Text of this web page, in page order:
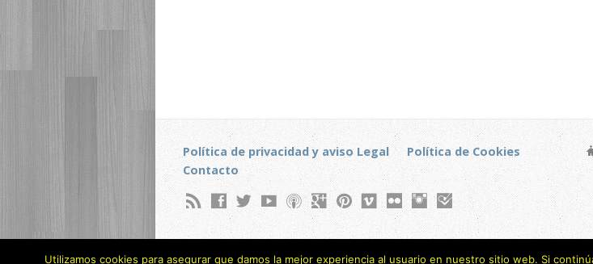
Política de privacidad y aviso Legal
Política de Cookies
Contacto
Utilizamos cookies para asegurar que damos la mejor experiencia al usuario en nuestro sitio web. Si